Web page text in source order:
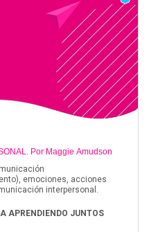
Por Maggie Amudson
emociones, acciones
interpersonal.
APRENDIENDO JUNTOS